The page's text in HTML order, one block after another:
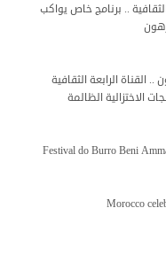
.. برنامج خاص يواكب
الرابعة الثقافية
الاختزالية الظالمة
Festival do Burro Beni
Morocco